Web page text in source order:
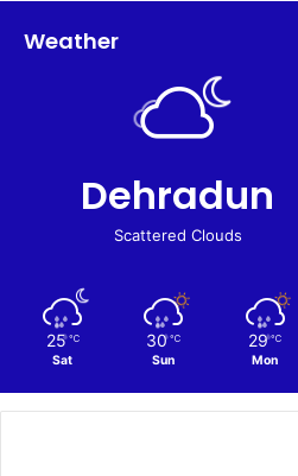
Weather
Dehradun
Scattered Clouds
25 ℃
Sat
30 ℃
Sun
29 ℃
Mon